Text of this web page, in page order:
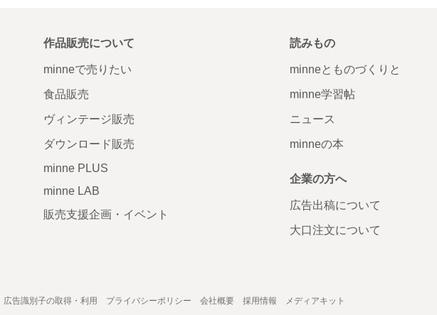
作品販売について
minneで売りたい
食品販売
ヴィンテージ販売
ダウンロード販売
minne PLUS
minne LAB
販売支援企画・イベント
読みもの
minneとものづくりと
minne学習帖
ニュース
minneの本
企業の方へ
広告出稿について
大口注文について
広告識別子の取得・利用 プライバシーポリシー 会社概要 採用情報 メディアキット